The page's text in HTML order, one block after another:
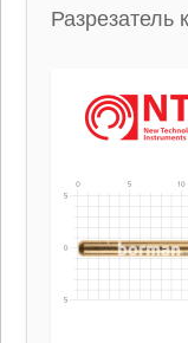
Разрезатель